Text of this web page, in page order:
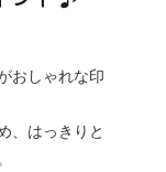
おしゃれな印
、はっきりと